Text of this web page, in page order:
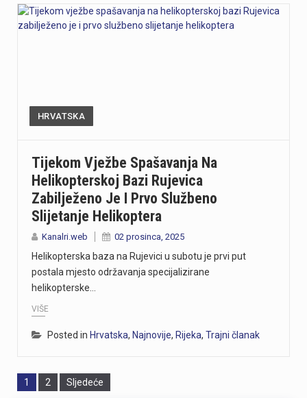
HRVATSKA
Tijekom Vježbe Spašavanja Na
Helikopterskoj Bazi Rujevica
Zabilježeno Je I Prvo Službeno
Slijetanje Helikoptera
Kanalri.web 02 prosinca, 2025
Helikopterska baza na Rujevici u subotu je prvi put
postala mjesto održavanja specijalizirane
helikopterske…
VIŠE
Posted in Hrvatska, Najnovije, Rijeka, Trajni članak
Page
1 Page
2 Sljedeće